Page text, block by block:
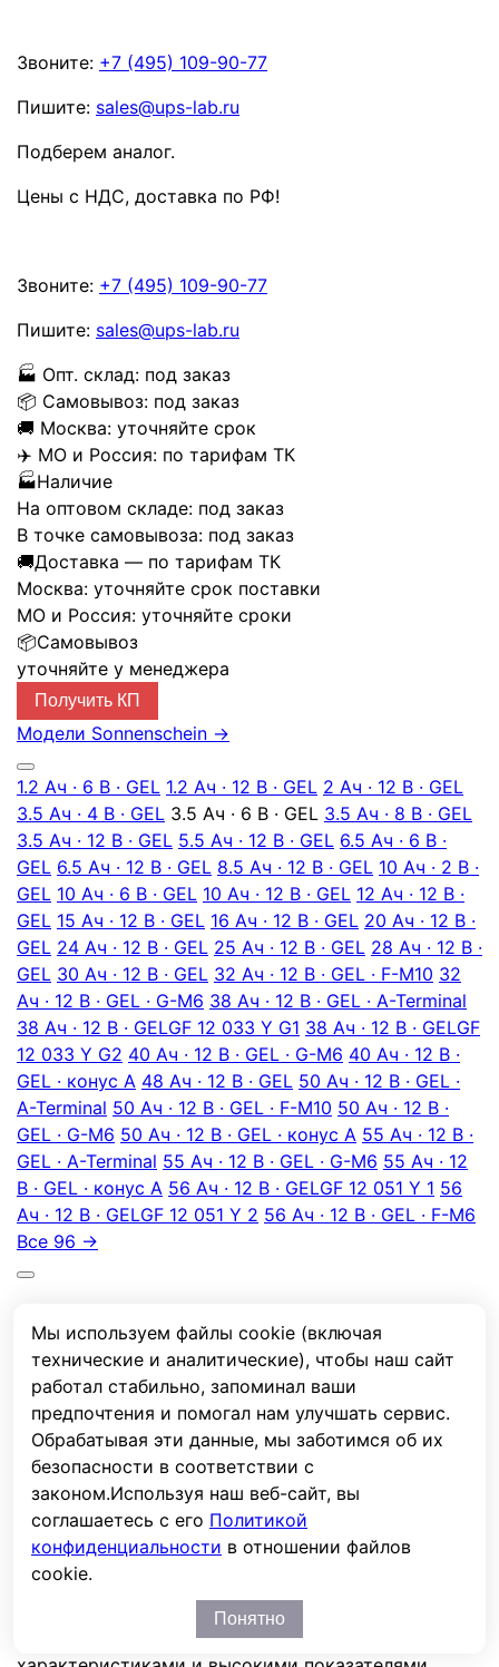
Мы используем файлы cookie (включая
технические и аналитические), чтобы наш сайт
работал стабильно, запоминал ваши
предпочтения и помогал нам улучшать сервис.
Обрабатывая эти данные, мы заботимся об их
безопасности в соответствии с
законом.Используя наш веб-сайт, вы
соглашаетесь с его Политикой
конфиденциальности в отношении файлов
cookie.
Понятно
Звоните: +7 (495) 109-90-77
Пишите: sales@ups-lab.ru
Подберем аналог.
Цены с НДС, доставка по РФ!
Звоните: +7 (495) 109-90-77
Пишите: sales@ups-lab.ru
🏭 Опт. склад: под заказ
📦 Самовывоз: под заказ
🚚 Москва: уточняйте срок
✈️ МО и Россия: по тарифам ТК
🏭Наличие
На оптовом складе: под заказ
В точке самовывоза: под заказ
🚚Доставка — по тарифам ТК
Москва: уточняйте срок поставки
МО и Россия: уточняйте сроки
📦Самовывоз
уточняйте у менеджера
Получить КП
Модели Sonnenschein →
1.2 Ач · 6 В · GEL 1.2 Ач · 12 В · GEL 2 Ач · 12 В · GEL
3.5 Ач · 4 В · GEL 3.5 Ач · 6 В · GEL 3.5 Ач · 8 В · GEL
3.5 Ач · 12 В · GEL 5.5 Ач · 12 В · GEL 6.5 Ач · 6 В ·
GEL 6.5 Ач · 12 В · GEL 8.5 Ач · 12 В · GEL 10 Ач · 2 В ·
GEL 10 Ач · 6 В · GEL 10 Ач · 12 В · GEL 12 Ач · 12 В ·
GEL 15 Ач · 12 В · GEL 16 Ач · 12 В · GEL 20 Ач · 12 В ·
GEL 24 Ач · 12 В · GEL 25 Ач · 12 В · GEL 28 Ач · 12 В ·
GEL 30 Ач · 12 В · GEL 32 Ач · 12 В · GEL · F-M10 32
Ач · 12 В · GEL · G-M6 38 Ач · 12 В · GEL · A-Terminal
38 Ач · 12 В · GELGF 12 033 Y G1 38 Ач · 12 В · GELGF
12 033 Y G2 40 Ач · 12 В · GEL · G-M6 40 Ач · 12 В ·
GEL · конус А 48 Ач · 12 В · GEL 50 Ач · 12 В · GEL ·
A-Terminal 50 Ач · 12 В · GEL · F-M10 50 Ач · 12 В ·
GEL · G-M6 50 Ач · 12 В · GEL · конус А 55 Ач · 12 В ·
GEL · A-Terminal 55 Ач · 12 В · GEL · G-М6 55 Ач · 12
В · GEL · конус А 56 Ач · 12 В · GELGF 12 051 Y 1 56
Ач · 12 В · GELGF 12 051 Y 2 56 Ач · 12 В · GEL · F-M6
Все 96 →
Характеристики
Отзывы
Описание
Технология: dryfit. Срок службы 10-12 лет в режиме
постоянного подзаряда и температуре
окружающей среды 20°C (остаточная емкость
80%). Возможно использование аккумуляторов в
циклическом режиме. Серия Sonnenschein А500 –
это разработка, позволившая получить
аккумулятор с улучшенными электрическими